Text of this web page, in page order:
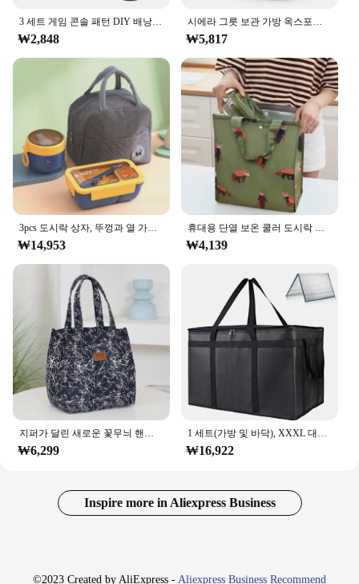
₩2,848 ₩5,817
₩14,953 ₩4,139
지퍼가 달린 새로운 꽃무늬 핸드백 내부에 알루미늄 호일 단열재가 있는 반밀폐형 작업용 도시락 가방
₩6,299
1 세트(가방 및 바닥), XXXL 대용량 재사용 가능한 보온 가방(탈착식 하드 바닥 포함), 3겹 절연 피자 배달 가방
₩16,922
Inspire more in Aliexpress Business
©2023 Created by AliExpress - Aliexpress Business Recommend